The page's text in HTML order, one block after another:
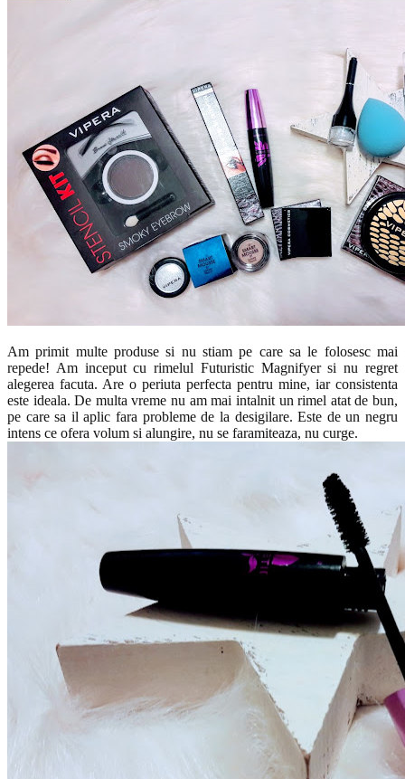
Am primit multe produse si nu stiam pe care sa le folosesc mai
repede! Am inceput cu rimelul Futuristic Magnifyer si nu regret
alegerea facuta. Are o periuta perfecta pentru mine, iar consistenta
este ideala. De multa vreme nu am mai intalnit un rimel atat de bun,
pe care sa il aplic fara probleme de la desigilare. Este de un negru
intens ce ofera volum si alungire, nu se faramiteaza, nu curge.